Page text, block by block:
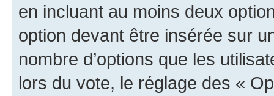
en incluant au moins deux
option devant être insérée sur
nombre d’options que les
lors du vote, le réglage des «